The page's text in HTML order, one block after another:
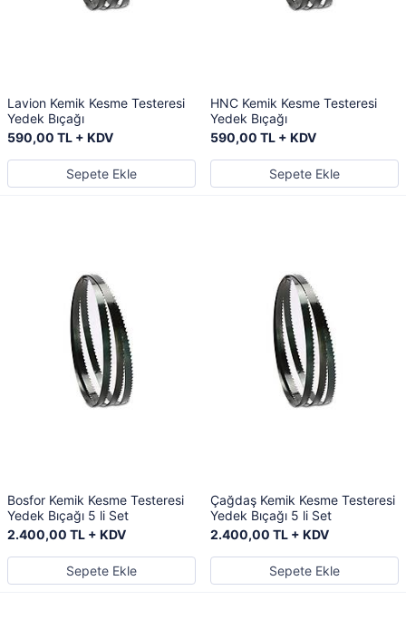
Lavion Kemik Kesme Testeresi
Yedek Bıçağı
590,00 TL + KDV
Sepete Ekle
HNC Kemik Kesme Testeresi
Yedek Bıçağı
590,00 TL + KDV
Sepete Ekle
Bosfor Kemik Kesme Testeresi
Yedek Bıçağı 5 li Set
2.400,00 TL + KDV
Sepete Ekle
Çağdaş Kemik Kesme Testeresi
Yedek Bıçağı 5 li Set
2.400,00 TL + KDV
Sepete Ekle